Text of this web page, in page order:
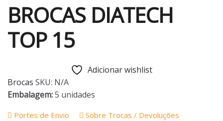
BROCAS DIATECH
TOP 15
Adicionar wishlist
Brocas SKU: N/A
Embalagem:5 unidades
Portes de Envio Sobre Trocas / Devoluções